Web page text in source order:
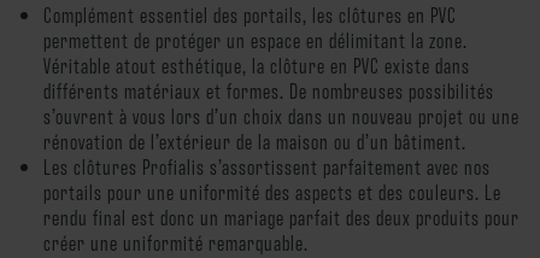
Mon compte
FR
Complément essentiel des portails, les clôtures en PVC
permettent de protéger un espace en délimitant la zone.
Véritable atout esthétique, la clôture en PVC existe dans
différents matériaux et formes. De nombreuses possibilités
s’ouvrent à vous lors d’un choix dans un nouveau projet ou une
rénovation de l’extérieur de la maison ou d’un bâtiment.
Les clôtures Profialis s’assortissent parfaitement avec nos
portails pour une uniformité des aspects et des couleurs. Le
rendu final est donc un mariage parfait des deux produits pour
créer une uniformité remarquable.